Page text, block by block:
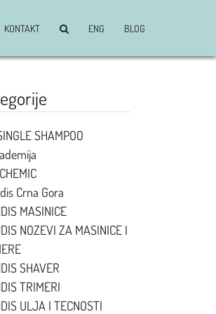
KONTAKT ENG BLOG
SHAMPOO
Crna Gora
MASINICE
NOZEVI ZA MASINICE I
SHAVER
TRIMERI
ULJA I TECNOSTI